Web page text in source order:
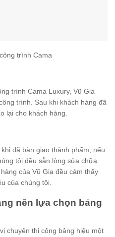
trình Cama
trình Cama Luxury, Vũ Gia
trình. Sau khi khách hàng đã
lại cho khách hàng.
đã bàn giao thành phẩm, nếu
tôi đều sẵn lòng sửa chữa.
của Vũ Gia đều cảm thấy
của chúng tôi.
nên lựa chọn bảng
chuyên thi công bảng hiệu một